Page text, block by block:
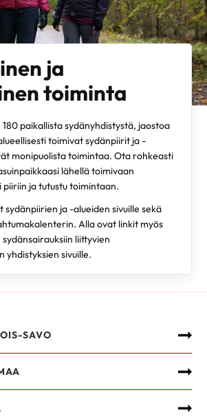
ja
toiminta
paikallista sydänyhdistystä, jaostoa
toimivat sydänpiirit ja -
monipuolista toimintaa. Ota rohkeasti
lähellä toimivaan
piiriin ja tutustu toimintaan.
sydänpiirien ja -alueiden sivuille sekä
Alla ovat linkit myös
liittyvien
yhdistyksien sivuille.
SAVO